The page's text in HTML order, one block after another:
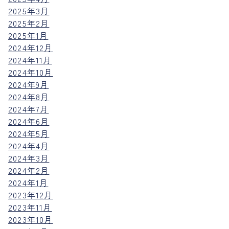
2025年3月
2025年2月
2025年1月
2024年12月
2024年11月
2024年10月
2024年9月
2024年8月
2024年7月
2024年6月
2024年5月
2024年4月
2024年3月
2024年2月
2024年1月
2023年12月
2023年11月
2023年10月